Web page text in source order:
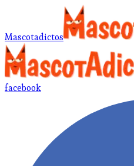
Mascotadictos
facebook